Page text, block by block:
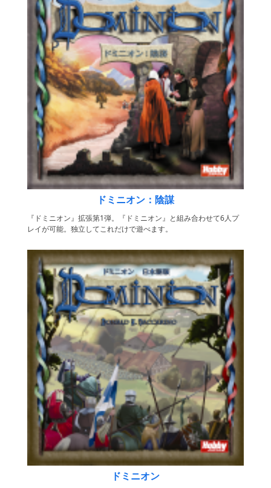
ドミニオン：陰謀
『ドミニオン』拡張第1弾。『ドミニオン』と組み合わせて6人プ
レイが可能。独立してこれだけで遊べます。
ドミニオン